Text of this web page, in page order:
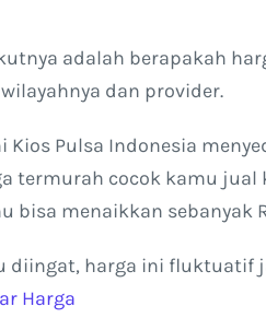
adalah berapakah
dan provider.
Kios Pulsa Indonesia
termurah cocok kamu jual
bisa menaikkan sebanyak
diingat, harga ini fluktuatif
Harga